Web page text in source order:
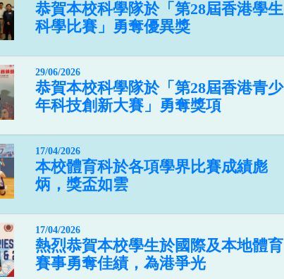
恭賀本校科學隊於「第28屆香港學生
科學比賽」勇奪優異獎
29/06/2026
恭賀本校科學隊於「第28屆香港青少
年科技創新大賽」勇奪獎項
17/04/2026
本校體育科於各項學界比賽成績彪
炳，獎盃如雲
17/04/2026
熱烈恭賀本校學生於國際及本地體育
賽事勇奪佳績，為港爭光